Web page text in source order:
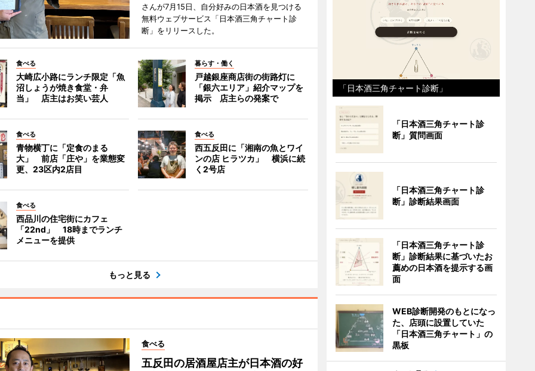
さんが7月15日、自分好みの日本酒を見つける
無料ウェブサービス「日本酒三角チャート診
断」をリリースした。
食べる
大崎広小路にランチ限定「魚
沼しょうが焼き食堂・弁
当」 店主はお笑い芸人
暮らす・働く
戸越銀座商店街の街路灯に
「銀六エリア」紹介マップを
掲示 店主らの発案で
食べる
青物横丁に「定食のまる
大」 前店「庄や」を業態変
更、23区内2店目
食べる
西五反田に「湘南の魚とワイ
ンの店 ヒラツカ」 横浜に続
く2号店
食べる
西品川の住宅街にカフェ
「22nd」 18時までランチ
メニューを提供
もっと見る
食べる
五反田の居酒屋店主が日本酒の好
「日本酒三角チャート診断」
「日本酒三角チャート診
断」質問画面
「日本酒三角チャート診
断」診断結果画面
「日本酒三角チャート診
断」診断結果に基づいたお
薦めの日本酒を提示する画
面
WEB診断開発のもとになっ
た、店頭に設置していた
「日本酒三角チャート」の
黒板